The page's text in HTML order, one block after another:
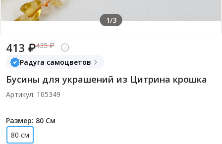
1/3
413 ₽435 ₽
Радуга самоцветов
Бусины для украшений из Цитрина крошка
Артикул: 105349
Размер: 80 См
80 см